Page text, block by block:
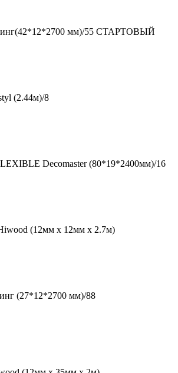
мм)/55 СТАРТОВЫЙ
(2.44м)/8
Decomaster (80*19*2400мм)/16
(12мм х 12мм х 2.7м)
(27*12*2700 мм)/88